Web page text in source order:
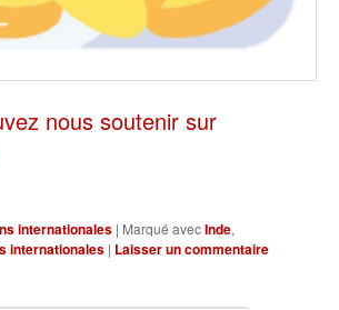
nous soutenir sur
internationales | Marqué avecInde,
internationales | Laisser un commentaire